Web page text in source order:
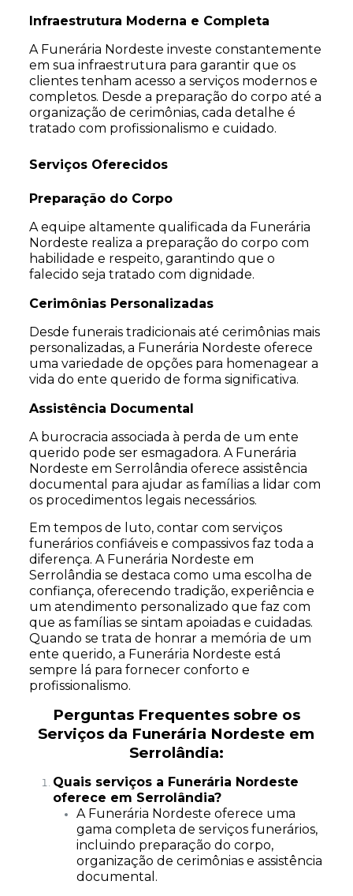
Infraestrutura Moderna e Completa
A Funerária Nordeste investe constantemente
em sua infraestrutura para garantir que os
clientes tenham acesso a serviços modernos e
completos. Desde a preparação do corpo até a
organização de cerimônias, cada detalhe é
tratado com profissionalismo e cuidado.
Serviços Oferecidos
Preparação do Corpo
A equipe altamente qualificada da Funerária
Nordeste realiza a preparação do corpo com
habilidade e respeito, garantindo que o
falecido seja tratado com dignidade.
Cerimônias Personalizadas
Desde funerais tradicionais até cerimônias mais
personalizadas, a Funerária Nordeste oferece
uma variedade de opções para homenagear a
vida do ente querido de forma significativa.
Assistência Documental
A burocracia associada à perda de um ente
querido pode ser esmagadora. A Funerária
Nordeste em Serrolândia oferece assistência
documental para ajudar as famílias a lidar com
os procedimentos legais necessários.
Em tempos de luto, contar com serviços
funerários confiáveis e compassivos faz toda a
diferença. A Funerária Nordeste em
Serrolândia se destaca como uma escolha de
confiança, oferecendo tradição, experiência e
um atendimento personalizado que faz com
que as famílias se sintam apoiadas e cuidadas.
Quando se trata de honrar a memória de um
ente querido, a Funerária Nordeste está
sempre lá para fornecer conforto e
profissionalismo.
Perguntas Frequentes sobre os
Serviços da Funerária Nordeste em
Serrolândia:
Quais serviços a Funerária Nordeste
oferece em Serrolândia?
A Funerária Nordeste oferece uma
gama completa de serviços funerários,
incluindo preparação do corpo,
organização de cerimônias e assistência
documental.